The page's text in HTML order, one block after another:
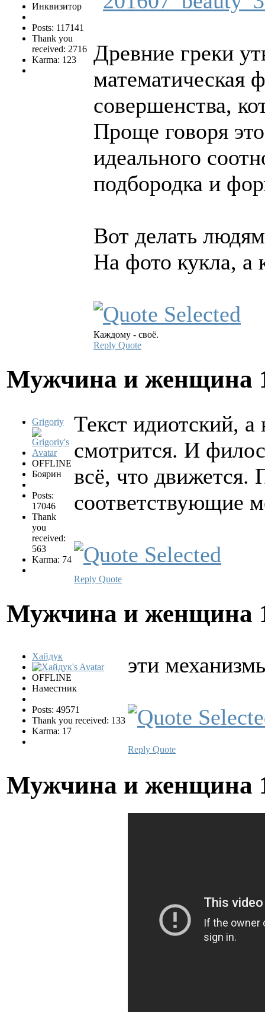
Инквизитор
Posts: 117141
Thank you
received: 2716
Karma: 123
Древние греки
математическая
совершенства,
Проще говоря
идеального
подбородка и
Вот делать
На фото кукла, а
Каждому - своё.
Reply Quote
Мужчина и женщина
Grigoriy
OFFLINE
Боярин
Posts:
17046
Thank
you
received:
563
Karma: 74
Текст идиотский, а
смотрится. И
всё, что движется.
соответствующие
Reply Quote
Мужчина и женщина
Хайдук
OFFLINE
Наместник
Posts: 49571
Thank you received: 133
Karma: 17
эти
Reply Quote
Мужчина и женщина